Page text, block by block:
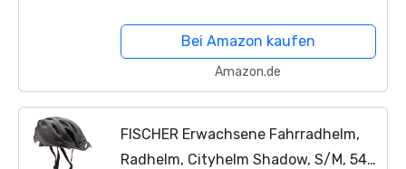
Rücklicht, urbaner Pendler (schwarz)
Bei Amazon kaufen
Amazon.de
FISCHER Erwachsene Fahrradhelm,
Radhelm, Cityhelm Shadow, S/M, 54-